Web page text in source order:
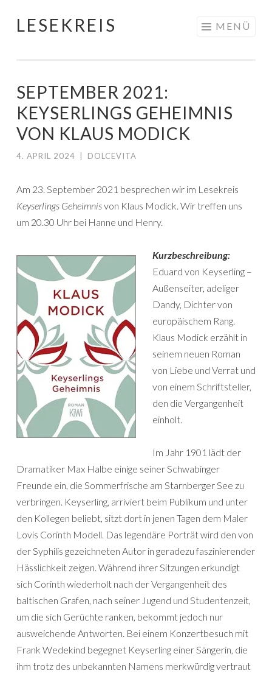
Springe
LESEKREIS MENÜ
SEPTEMBER 2021:
KEYSERLINGS GEHEIMNIS
VON KLAUS MODICK
4. APRIL 2024 DOLCEVITA
Am 23. September 2021 besprechen wir im Lesekreis
Keyserlings Geheimnisvon Klaus Modick. Wir treffen uns
um 20.30 Uhr bei Hanne und Henry.
Kurzbeschreibung:
Eduard von Keyserling –
Außenseiter, adeliger
Dandy, Dichter von
europäischem Rang.
Klaus Modick erzählt in
seinem neuen Roman
von Liebe und Verrat und
von einem Schriftsteller,
den die Vergangenheit
einholt.
Im Jahr 1901 lädt der
Dramatiker Max Halbe einige seiner Schwabinger
Freunde ein, die Sommerfrische am Starnberger See zu
verbringen. Keyserling, arriviert beim Publikum und unter
den Kollegen beliebt, sitzt dort in jenen Tagen dem Maler
Lovis Corinth Modell. Das legendäre Porträt wird den von
der Syphilis gezeichneten Autor in geradezu faszinierender
Hässlichkeit zeigen. Während ihrer Sitzungen erkundigt
sich Corinth wiederholt nach der Vergangenheit des
baltischen Grafen, nach seiner Jugend und Studentenzeit,
um die sich Gerüchte ranken, bekommt jedoch nur
ausweichende Antworten. Bei einem Konzertbesuch mit
Frank Wedekind begegnet Keyserling einer Sängerin, die
ihm trotz des unbekannten Namens merkwürdig vertraut